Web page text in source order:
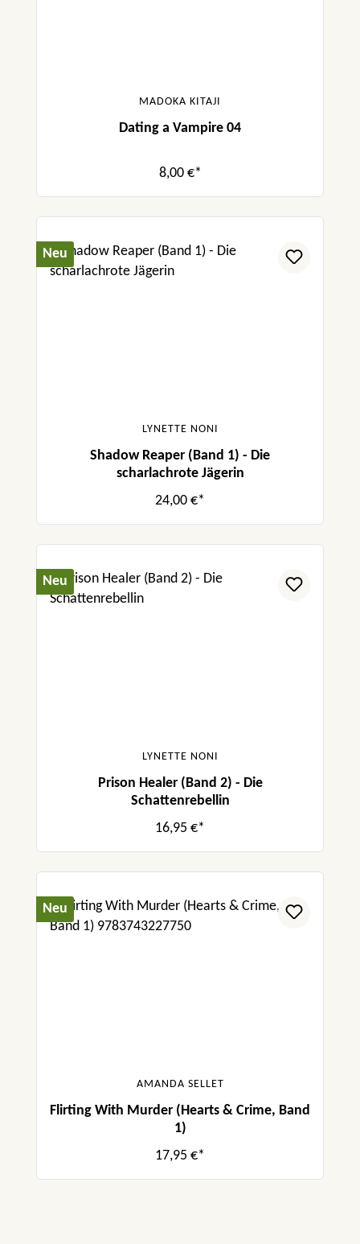
MADOKA KITAJI
Dating a Vampire 04
8,00 €*
Neu
LYNETTE NONI
Shadow Reaper (Band 1) - Die
scharlachrote Jägerin
24,00 €*
Neu
LYNETTE NONI
Prison Healer (Band 2) - Die
Schattenrebellin
16,95 €*
Neu
AMANDA SELLET
Flirting With Murder (Hearts & Crime, Band
1)
17,95 €*